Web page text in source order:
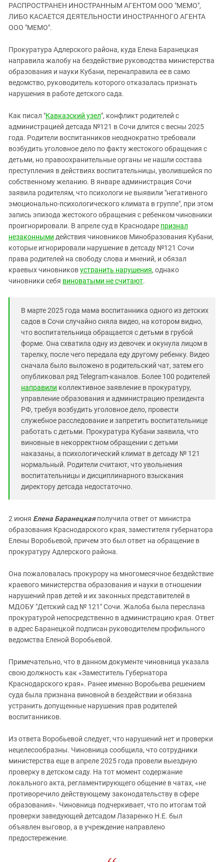
ЗАСТАВЛЯЕТ
КАВКАЗ ЗА ПАЛЕСТИНУ
МОБИЛИЗАЦИЯ И ПРОТЕСТЫ
Дагестан
Ингушетия
Калмыкия
Карачаево-Черкесия
Краснодарский край
Российская Федерация
Ростовская область
Северная Осетия - Алания
СКФО
Ставропольский край
Чечня
Южный Кавказ
ЮФО
РАСПРОСТРАНЕН ИНОСТРАННЫМ АГЕНТОМ ООО "МЕМО",
ЛИБО КАСАЕТСЯ ДЕЯТЕЛЬНОСТИ ИНОСТРАННОГО АГЕНТА
ООО "МЕМО".
Прокуратура Адлерского района, куда Елена Баранецкая
направила жалобу на бездействие руководства министерства
образования и науки Кубани, перенаправила ее в само
ведомство, руководитель которого отказалась признать
нарушения в работе детского сада.
Как писал "Кавказский узел", конфликт родителей с
администрацией детсада №121 в Сочи длится с весны 2025
года. Родители воспитанников неоднократно требовали
возбудить уголовное дело по факту жестокого обращения с
детьми, но правоохранительные органы не нашли состава
преступления в действиях воспитательницы, уволившейся по
собственному желанию. В январе администрация Сочи
заявила родителям, что психологи не выявили "негативного
эмоционально-психологического климата в группе", при этом
запись эпизода жестокого обращения с ребенком чиновники
проигнорировали. В апреле суд в Краснодаре признал
незаконными действия чиновников Минобразования Кубани,
которые игнорировали нарушение в детсаду №121 Сочи
права родителей на свободу слова и мнений, и обязал
краевых чиновниковустранить нарушения, однако
чиновники себя виноватыми не считают.
В марте 2025 года мама воспитанника одного из детских
садов в Сочи случайно сняла видео, на котором видно,
что воспитательница обращается с детьми в грубой
форме. Она схватила одну из девочек и окунула лицом в
тарелку, после чего передала еду другому ребенку. Видео
сначала было выложено в родительский чат, затем его
опубликовал ряд Telegram-каналов. Более 100 родителей
направили коллективное заявление в прокуратуру,
управление образования и администрацию президента
РФ, требуя возбудить уголовное дело, провести
служебное расследование и запретить воспитательнице
работать с детьми. Прокуратура Кубани заявила, что
виновные в некорректном обращении с детьми
наказаны, а психологический климат в детсаду № 121
нормальный. Родители считают, что увольнения
воспитательницы и дисциплинарного взыскания
директору детсада недостаточно.
2 июня Елена Баранецкаяполучила ответ от министра
образования Краснодарского края, заместителя губернатора
Елены Воробьевой, причем это был ответ на обращение в
прокуратуру Адлерского района.
Она пожаловалась прокурору на многомесячное бездействие
краевого министерства образования и науки в отношении
нарушений прав детей и их законных представителей в
МДОБУ "Детский сад № 121" Сочи. Жалоба была переслана
прокуратурой непосредственно в администрацию края. Ответ
в адрес Баранецкой подписан руководителем профильного
ведомства Еленой Воробьевой.
Примечательно, что в данном документе чиновница указала
свою должность как «Заместитель Губернатора
Краснодарского края». Ранее именно Воробьева решением
суда была признана виновной в бездействии и обязана
устранить допущенные нарушения прав родителей
воспитанников.
Из ответа Воробьевой следует, что нарушений нет и проверки
нецелесообразны. Чиновница сообщила, что сотрудники
министерства еще в апреле 2025 года провели выездную
проверку в детском саду. На тот момент содержание
локального акта, регламентирующего общение в чатах, «не
противоречило действующему законодательству в сфере
образования». Чиновница подчеркивает, что по итогам той
проверки заведующей детсадом Лазаренко Н.Е. был
объявлен выговор, а в учреждение направлено
предостережение.